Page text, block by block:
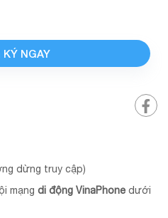
NGAY
dừng truy cập)
mạng di động VinaPhone dưới